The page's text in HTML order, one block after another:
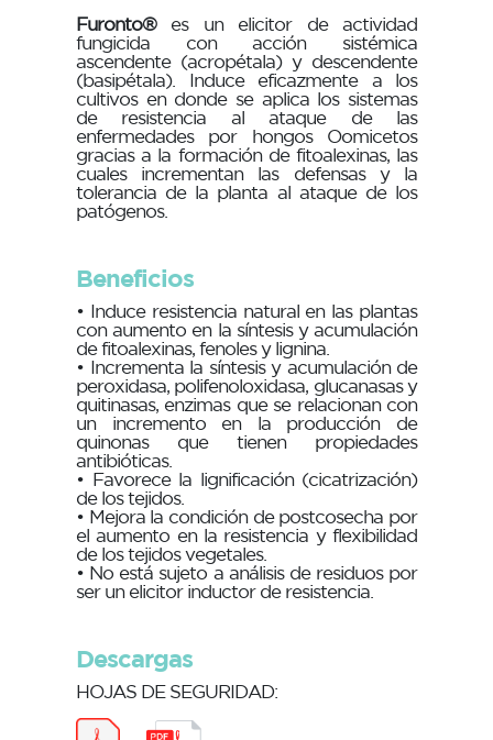
Furonto®es un elicitor de actividad
fungicida con acción sistémica
ascendente (acropétala) y descendente
(basipétala). Induce eficazmente a los
cultivos en donde se aplica los sistemas
de resistencia al ataque de las
enfermedades por hongos Oomicetos
gracias a la formación de fitoalexinas, las
cuales incrementan las defensas y la
tolerancia de la planta al ataque de los
patógenos.
Beneficios
• Induce resistencia natural en las plantas
con aumento en la síntesis y acumulación
de fitoalexinas, fenoles y lignina.
• Incrementa la síntesis y acumulación de
peroxidasa, polifenoloxidasa, glucanasas y
quitinasas, enzimas que se relacionan con
un incremento en la producción de
quinonas que tienen propiedades
antibióticas.
• Favorece la lignificación (cicatrización)
de los tejidos.
• Mejora la condición de postcosecha por
el aumento en la resistencia y flexibilidad
de los tejidos vegetales.
• No está sujeto a análisis de residuos por
ser un elicitor inductor de resistencia.
Descargas
HOJAS DE SEGURIDAD: